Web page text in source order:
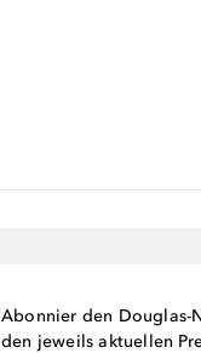
Abonnier den Douglas-
den jeweils aktuellen